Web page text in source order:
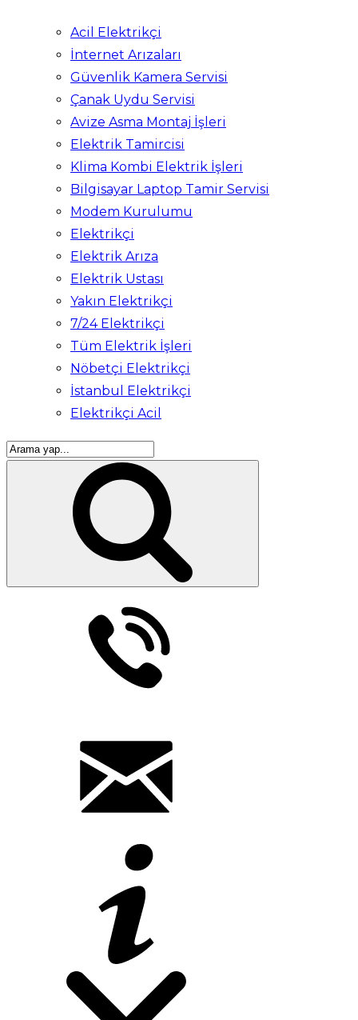
Acil Elektrikçi
İnternet Arızaları
Güvenlik Kamera Servisi
Çanak Uydu Servisi
Avize Asma Montaj İşleri
Elektrik Tamircisi
Klima Kombi Elektrik İşleri
Bilgisayar Laptop Tamir Servisi
Modem Kurulumu
Elektrikçi
Elektrik Arıza
Elektrik Ustası
Yakın Elektrikçi
7/24 Elektrikçi
Tüm Elektrik İşleri
Nöbetçi Elektrikçi
İstanbul Elektrikçi
Elektrikçi Acil